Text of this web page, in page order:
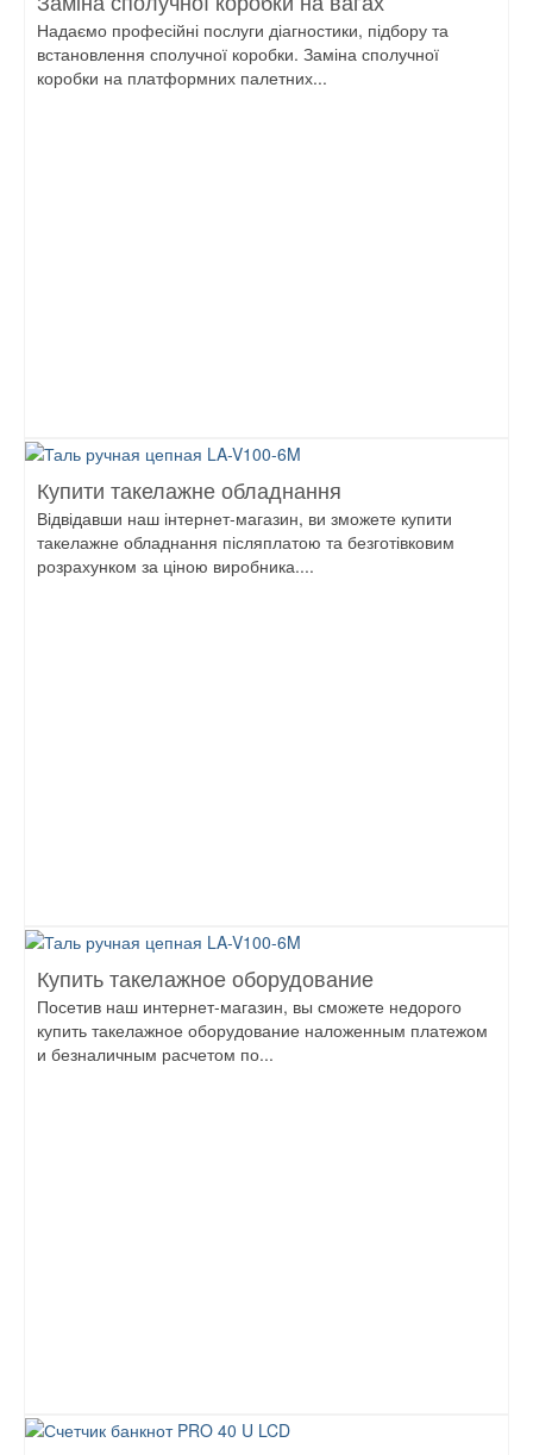
Надаємо професійні послуги діагностики, підбору та
встановлення сполучної коробки. Заміна сполучної
коробки на платформних палетних...
Купити такелажне обладнання
Відвідавши наш інтернет-магазин, ви зможете купити
такелажне обладнання післяплатою та безготівковим
розрахунком за ціною виробника....
Купить такелажное оборудование
Посетив наш интернет-магазин, вы сможете недорого
купить такелажное оборудование наложенным платежом
и безналичным расчетом по...